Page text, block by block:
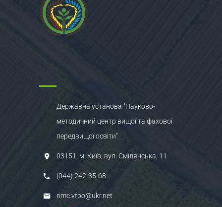
Державна установа "Науково-
методичний центр вищої та фахової
передвищої освіти"
03151, м. Київ, вул. Смілянська, 11
(044) 242-35-68
nmc.vfpo@ukr.net